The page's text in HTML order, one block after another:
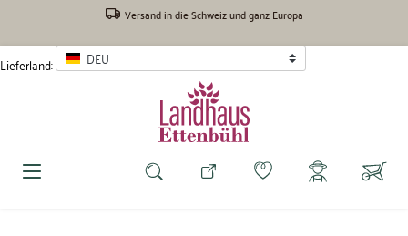
Versand in die Schweiz und ganz Europa
Lieferland: DEU